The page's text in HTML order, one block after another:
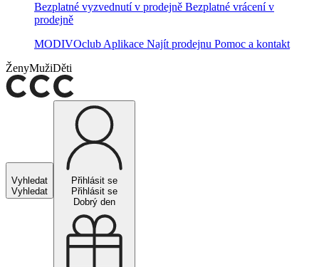
Bezplatné vyzvednutí v prodejně Bezplatné vrácení v
prodejně
MODIVOclub Aplikace Najít prodejnu Pomoc a kontakt
ŽenyMužiDěti
Vyhledat
Vyhledat
Přihlásit se
Přihlásit se
Dobrý den